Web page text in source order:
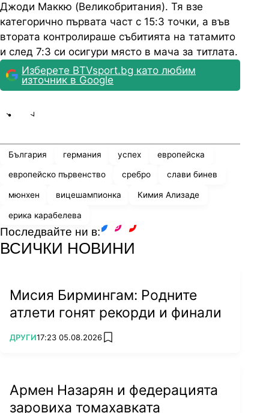
Джоди Маккю (Великобритания). Тя взе
категорично първата част с 15:3 точки, а във
втората контролираше събитията на татамито
и след 7:3 си осигури място в мача за титлата.
Изберете BTVsport.bg като любим
източник в Google
България германия успех европейска
европейско първенство сребро слави бинев
мюнхен вицешампионка Кимия Ализаде
ерика карабелева
Последвайте ни в:
ВСИЧКИ НОВИНИ
Мисия Бирмингам: Родните
атлети гонят рекорди и финали
ПОВЕЧЕ ОТ
ДРУГИ17:23 05.08.2026 add favorites
Армен Назарян и федерацията
заровиха томахавката